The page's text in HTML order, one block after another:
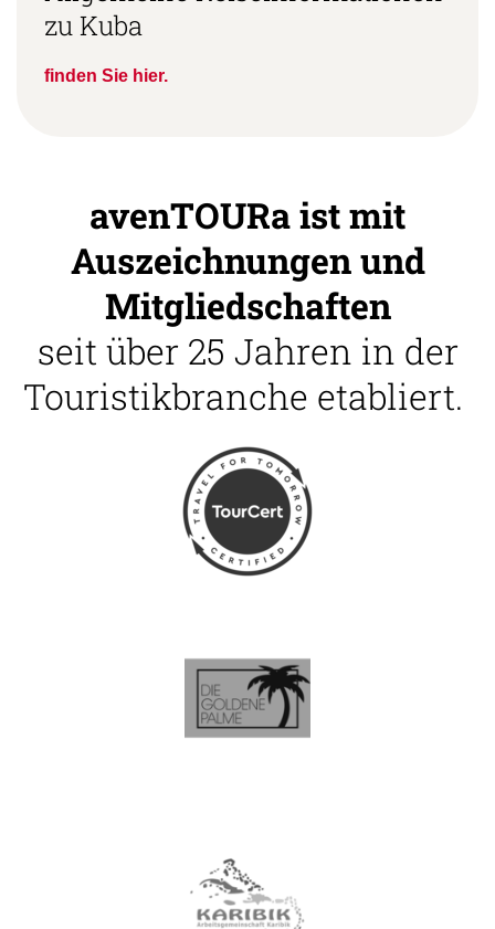
zu Kuba
finden Sie hier.
avenTOURa ist mit
Auszeichnungen und
Mitgliedschaften
seit über 25 Jahren in der
Touristikbranche etabliert.